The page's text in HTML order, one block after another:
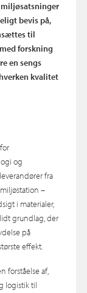
miljøsatsninger
bevis på,
til
forskning
en sengs
kvalitet
og
fra
–
i materialer,
grundlag, der
på
effekt.
forståelse af,
logistik til